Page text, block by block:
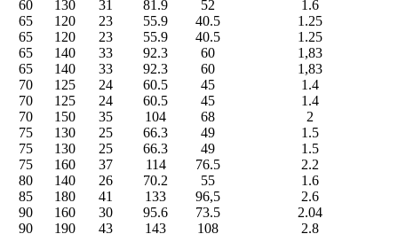
60
130 31 81.9 52
1.6
65
120 23 55.9 40.5
1.25
65
120 23 55.9 40.5
1.25
65
140 33 92.3 60
1,83
65
140 33 92.3 60
1,83
70
125 24 60.5 45
1.4
70
125 24 60.5 45
1.4
70
150 35 104 68
2
75
130 25 66.3 49
1.5
75
130 25 66.3 49
1.5
75
160 37 114 76.5
2.2
80
140 26 70.2 55
1.6
85
180 41 133 96,5
2.6
90
160 30 95.6 73.5
2.04
90
190 43 143 108
2.8